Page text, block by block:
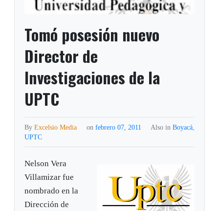
Tomó posesión nuevo
Director de
Investigaciones de la
UPTC
ByExcelsio Media on febrero 07, 2011 Also in Boyacá,
UPTC
Nelson Vera
Villamizar fue
nombrado en la
Dirección de